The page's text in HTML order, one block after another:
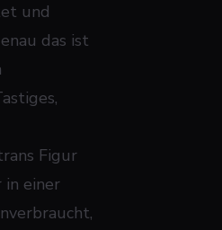
und
das ist
Figur
in einer